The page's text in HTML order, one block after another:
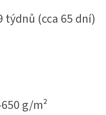
týdnů (cca 65 dní)
g/m²